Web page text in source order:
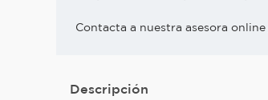
Contacta a nuestra asesora online
Descripción